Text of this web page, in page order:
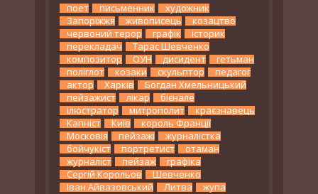
поет письменник
художник
Запоріжжя
живописець
козацтво
червоний терор
графік
історик
перекладач
Тарас Шевченко
композитор
ОУН дисидент
гетьман
поліглот
козаки скульптор
педагог
актор
Харків
Богдан Хмельницький
пейзажист
лікар
бієнале
ілюстратор
митрополит
краєзнавець
Капніст
Київ
король Франції
Московія
пейзажі
журналістка
бойчукіст
портретист
отаман
журналіст
пейзаж
графіка
Сергій Корольов
Шевченко
Іван Айвазовський
Литва жупа